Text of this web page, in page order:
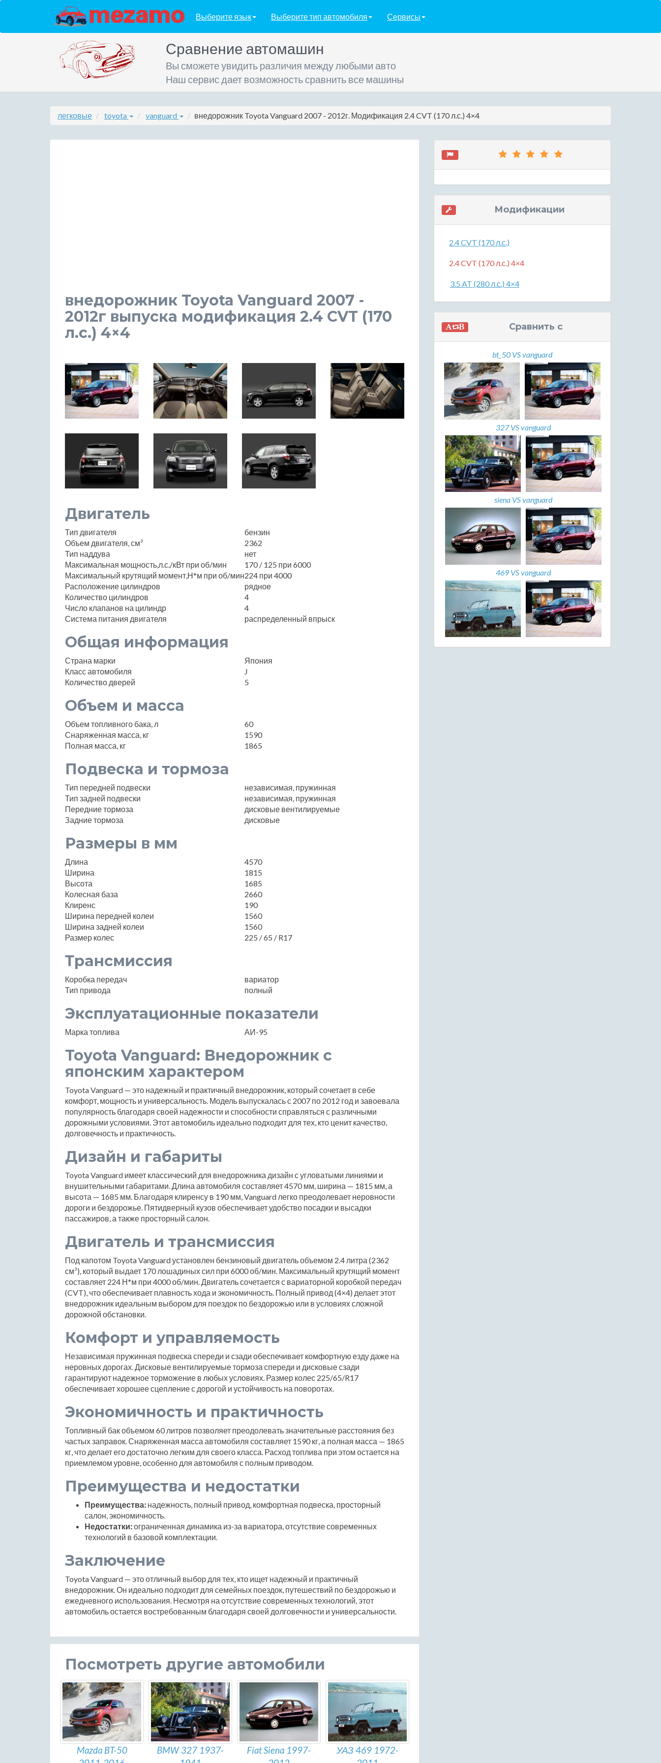
Выберите язык Выберите тип автомобиля Сервисы
Сравнение автомашин
Вы сможете увидить различия между любыми авто
Наш сервис дает возможность сравнить все машины
легковые toyota vanguard внедорожник Toyota Vanguard 2007 - 2012г. Модификация 2.4 CVT (170 л.с.) 4×4
внедорожник Toyota Vanguard 2007 -
2012г выпуска модификация 2.4 CVT (170
л.с.) 4×4
Двигатель
Тип двигателя
бензин
Объем двигателя, см³
2362
Тип наддува
нет
Максимальная мощность,л.с./кВт при об/мин
170 / 125 при 6000
Максимальный крутящий момент,Н*м при об/мин224 при 4000
Расположение цилиндров
рядное
Количество цилиндров
4
Число клапанов на цилиндр
4
Система питания двигателя
распределенный впрыск
Общая информация
Страна марки
Япония
Класс автомобиля
J
Количество дверей
5
Объем и масса
Объем топливного бака, л
60
Снаряженная масса, кг
1590
Полная масса, кг
1865
Подвеска и тормоза
Тип передней подвески
независимая, пружинная
Тип задней подвески
независимая, пружинная
Передние тормоза
дисковые вентилируемые
Задние тормоза
дисковые
Размеры в мм
Длина
4570
Ширина
1815
Высота
1685
Колесная база
2660
Клиренс
190
Ширина передней колеи
1560
Ширина задней колеи
1560
Размер колес
225 / 65 / R17
Трансмиссия
Коробка передач
вариатор
Тип привода
полный
Эксплуатационные показатели
Марка топлива АИ-95
Toyota Vanguard: Внедорожник с
японским характером
Toyota Vanguard — это надежный и практичный внедорожник, который сочетает в себе
комфорт, мощность и универсальность. Модель выпускалась с 2007 по 2012 год и завоевала
популярность благодаря своей надежности и способности справляться с различными
дорожными условиями. Этот автомобиль идеально подходит для тех, кто ценит качество,
долговечность и практичность.
Дизайн и габариты
Toyota Vanguard имеет классический для внедорожника дизайн с угловатыми линиями и
внушительными габаритами. Длина автомобиля составляет 4570 мм, ширина — 1815 мм, а
высота — 1685 мм. Благодаря клиренсу в 190 мм, Vanguard легко преодолевает неровности
дороги и бездорожье. Пятидверный кузов обеспечивает удобство посадки и высадки
пассажиров, а также просторный салон.
Двигатель и трансмиссия
Под капотом Toyota Vanguard установлен бензиновый двигатель объемом 2.4 литра (2362
см³), который выдает 170 лошадиных сил при 6000 об/мин. Максимальный крутящий момент
составляет 224 Н*м при 4000 об/мин. Двигатель сочетается с вариаторной коробкой передач
(CVT), что обеспечивает плавность хода и экономичность. Полный привод (4×4) делает этот
внедорожник идеальным выбором для поездок по бездорожью или в условиях сложной
дорожной обстановки.
Комфорт и управляемость
Независимая пружинная подвеска спереди и сзади обеспечивает комфортную езду даже на
неровных дорогах. Дисковые вентилируемые тормоза спереди и дисковые сзади
гарантируют надежное торможение в любых условиях. Размер колес 225/65/R17
обеспечивает хорошее сцепление с дорогой и устойчивость на поворотах.
Экономичность и практичность
Топливный бак объемом 60 литров позволяет преодолевать значительные расстояния без
частых заправок. Снаряженная масса автомобиля составляет 1590 кг, а полная масса — 1865
кг, что делает его достаточно легким для своего класса. Расход топлива при этом остается на
приемлемом уровне, особенно для автомобиля с полным приводом.
Преимущества и недостатки
Преимущества: надежность, полный привод, комфортная подвеска, просторный
салон, экономичность.
Недостатки:ограниченная динамика из-за вариатора, отсутствие современных
технологий в базовой комплектации.
Заключение
Toyota Vanguard — это отличный выбор для тех, кто ищет надежный и практичный
внедорожник. Он идеально подходит для семейных поездок, путешествий по бездорожью и
ежедневного использования. Несмотря на отсутствие современных технологий, этот
автомобиль остается востребованным благодаря своей долговечности и универсальности.
Посмотреть другие автомобили
Mazda BT-50
BMW 327 1937-
Fiat Siena 1997-
УАЗ 469 1972-
Модификации
2.4 CVT (170 л.с.)
2.4 CVT (170 л.с.) 4×4
3.5 AT (280 л.с.) 4×4
Сравнить с
bt_50 VS vanguard
327 VS vanguard
siena VS vanguard
469 VS vanguard